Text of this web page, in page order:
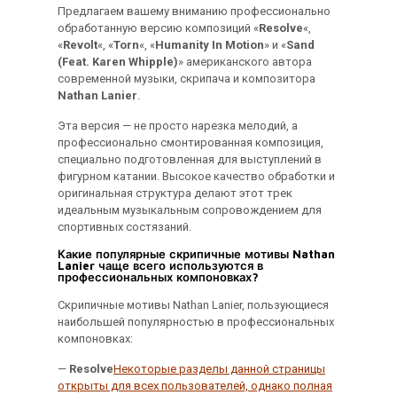
Предлагаем вашему вниманию профессионально
обработанную версию композиций «Resolve«,
«Revolt«, «Torn«, «Humanity In Motion» и «Sand
(Feat. Karen Whipple)» американского автора
современной музыки, скрипача и композитора
Nathan Lanier.
Эта версия — не просто нарезка мелодий, а
профессионально смонтированная композиция,
специально подготовленная для выступлений в
фигурном катании. Высокое качество обработки и
оригинальная структура делают этот трек
идеальным музыкальным сопровождением для
спортивных состязаний.
Какие популярные скрипичные мотивы Nathan
Lanier чаще всего используются в
профессиональных компоновках?
Скрипичные мотивы Nathan Lanier, пользующиеся
наибольшей популярностью в профессиональных
компоновках:
— ResolveНекоторые разделы данной страницы
открыты для всех пользователей, однако полная